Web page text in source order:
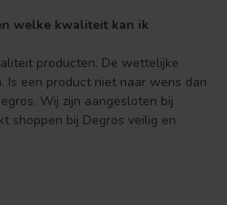
welke kwaliteit kan ik
producten. De wettelijke
Is een product niet naar wens dan
Wij zijn aangesloten bij
shoppen bij Degros veilig en